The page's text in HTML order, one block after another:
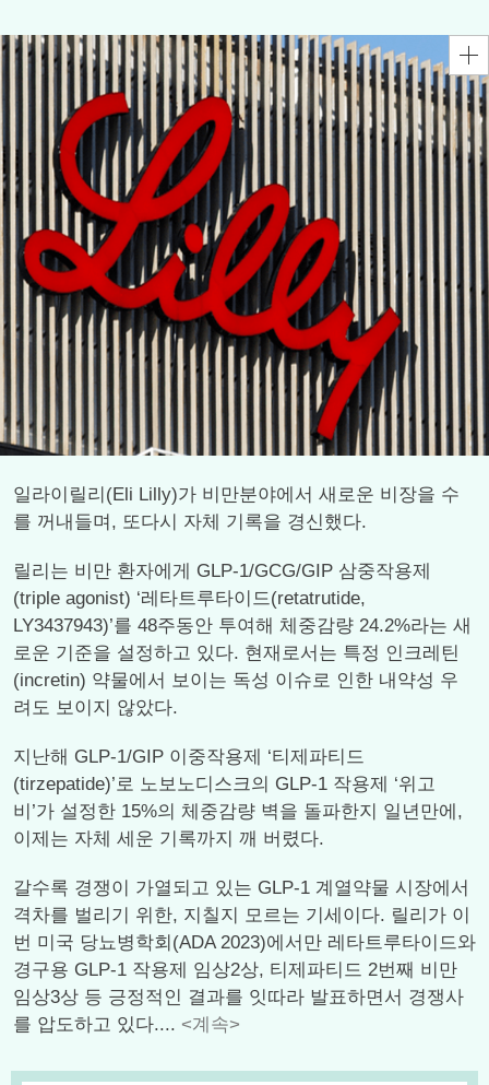
일라이릴리(Eli Lilly)가 비만분야에서 새로운 비장을 수
를 꺼내들며, 또다시 자체 기록을 경신했다.
릴리는 비만 환자에게 GLP-1/GCG/GIP 삼중작용제
(triple agonist) ‘레타트루타이드(retatrutide,
LY3437943)’를 48주동안 투여해 체중감량 24.2%라는 새
로운 기준을 설정하고 있다. 현재로서는 특정 인크레틴
(incretin) 약물에서 보이는 독성 이슈로 인한 내약성 우
려도 보이지 않았다.
지난해 GLP-1/GIP 이중작용제 ‘티제파티드
(tirzepatide)’로 노보노디스크의 GLP-1 작용제 ‘위고
비’가 설정한 15%의 체중감량 벽을 돌파한지 일년만에,
이제는 자체 세운 기록까지 깨 버렸다.
갈수록 경쟁이 가열되고 있는 GLP-1 계열약물 시장에서
격차를 벌리기 위한, 지칠지 모르는 기세이다. 릴리가 이
번 미국 당뇨병학회(ADA 2023)에서만 레타트루타이드와
경구용 GLP-1 작용제 임상2상, 티제파티드 2번째 비만
임상3상 등 긍정적인 결과를 잇따라 발표하면서 경쟁사
를 압도하고 있다.... <계속>